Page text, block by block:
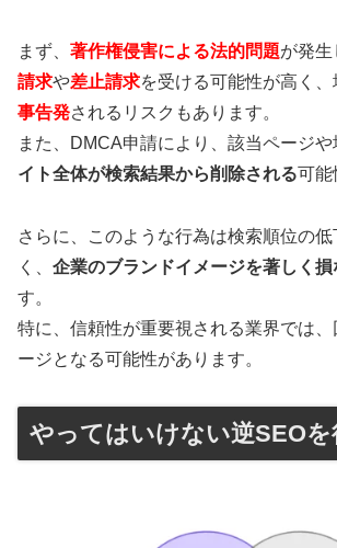
まず、 著作権侵害による法的問題が発生
請求や差止請求を受ける可能性が高く
事告発されるリスクもあります。
また、DMCA申請により、該当ページ
イト全体が検索結果から削除される可能
さらに、このような行為は検索順位の
く、 企業のブランドイメージを著しく損
す。
特に、信頼性が重要視される業界では、
ージとなる可能性があります。
やってはいけない逆SEOを